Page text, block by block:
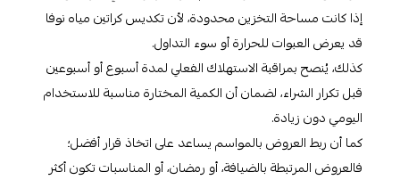
إذا كانت مساحة التخزين محدودة، لأن تكديس كراتين مياه نوفا
قد يعرض العبوات للحرارة أو سوء التداول.
كذلك، يُنصح بمراقبة الاستهلاك الفعلي لمدة أسبوع أو أسبوعين
قبل تكرار الشراء، لضمان أن الكمية المختارة مناسبة للاستخدام
اليومي دون زيادة.
كما أن ربط العروض بالمواسم يساعد على اتخاذ قرار أفضل؛
فالعروض المرتبطة بالضيافة، أو رمضان، أو المناسبات تكون أكثر